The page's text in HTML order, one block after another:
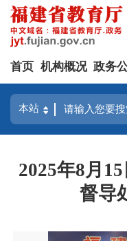
首页 机构概况 政务
2025年8月
督导